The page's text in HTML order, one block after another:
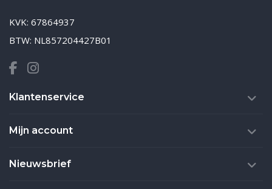
KVK: 67864937
BTW: NL857204427B01
Klantenservice
Mijn account
Nieuwsbrief